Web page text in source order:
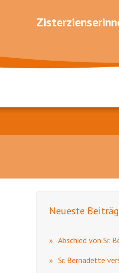
Neueste
Abschied von Sr.
Sr. Bernadette